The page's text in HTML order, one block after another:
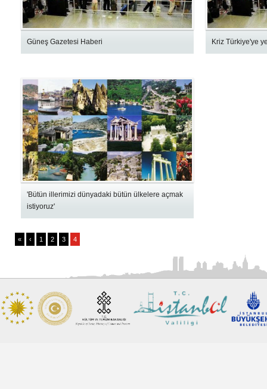
Güneş Gazetesi Haberi Kriz Türkiye'ye
'Bütün illerimizi dünyadaki bütün ülkelere açmak
istiyoruz'
« ‹ 1 2 3 4